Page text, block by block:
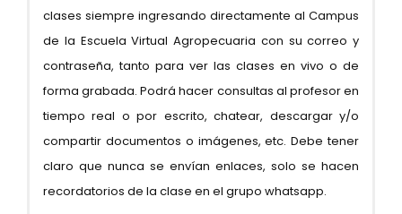
clases siempre ingresando directamente al Campus
de la Escuela Virtual Agropecuaria con su correo y
contraseña, tanto para ver las clases en vivo o de
forma grabada. Podrá hacer consultas al profesor en
tiempo real o por escrito, chatear, descargar y/o
compartir documentos o imágenes, etc. Debe tener
claro que nunca se envían enlaces, solo se hacen
recordatorios de la clase en el grupo whatsapp.